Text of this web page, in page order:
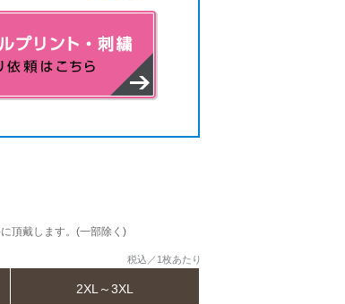
頂戴します。(一部除く)
税込／1枚あたり
2XL～3XL